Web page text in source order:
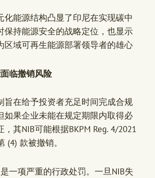
化能源结构凸显了印尼在实现碳中
保持能源安全的战略定位，也显示
区域可再生能源部署领导者的雄心
临撤销风险
旨在给予投资者充足时间完成合规
如果企业未能在规定期限内取得必
，其NIB可能根据BKPM Reg. 4/2021
(4) 款被撤销。
一项严重的行政处罚。一旦NIB失